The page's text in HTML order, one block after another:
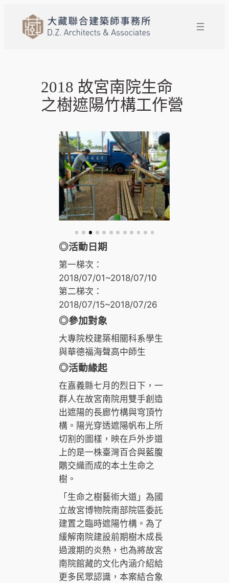
2018 故宮南院生命
之樹遮陽竹構工作營
◎活動日期
第一梯次：
2018/07/01~2018/07/10
第二梯次：
2018/07/15~2018/07/26
◎參加對象
大專院校建築相關科系學生
與華德福海聲高中師生
◎活動緣起
在嘉義縣七月的烈日下，一
群人在故宮南院用雙手創造
出遮陽的長廊竹構與穹頂竹
構。陽光穿透遮陽帆布上所
切割的圖樣，映在戶外步道
上的是一株臺灣百合與藍腹
鷴交織而成的本土生命之
樹。
「生命之樹藝術大道」為國
立故宮博物院南部院區委託
建置之臨時遮陽竹構。為了
緩解南院建設前期樹木成長
過渡期的炎熱，也為將故宮
南院館藏的文化內涵介紹給
更多民眾認識，本案結合象